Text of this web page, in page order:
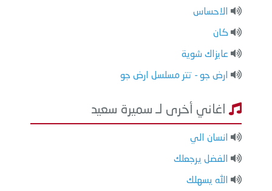
الاحساس
كان
عايزاك شوية
ارض جو - تتر مسلسل ارض جو
اغاني أخرى لـ سميرة سعيد
انسان الي
الفضل يرجعلك
الله يسهلك